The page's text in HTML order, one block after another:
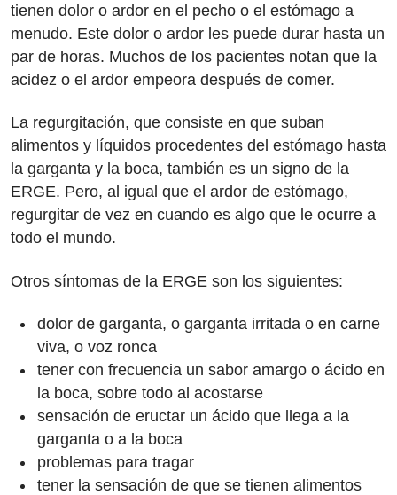
tienen dolor o ardor en el pecho o el estómago a
menudo. Este dolor o ardor les puede durar hasta un
par de horas. Muchos de los pacientes notan que la
acidez o el ardor empeora después de comer.
La regurgitación, que consiste en que suban
alimentos y líquidos procedentes del estómago hasta
la garganta y la boca, también es un signo de la
ERGE. Pero, al igual que el ardor de estómago,
regurgitar de vez en cuando es algo que le ocurre a
todo el mundo.
Otros síntomas de la ERGE son los siguientes:
dolor de garganta, o garganta irritada o en carne
viva, o voz ronca
tener con frecuencia un sabor amargo o ácido en
la boca, sobre todo al acostarse
sensación de eructar un ácido que llega a la
garganta o a la boca
problemas para tragar
tener la sensación de que se tienen alimentos